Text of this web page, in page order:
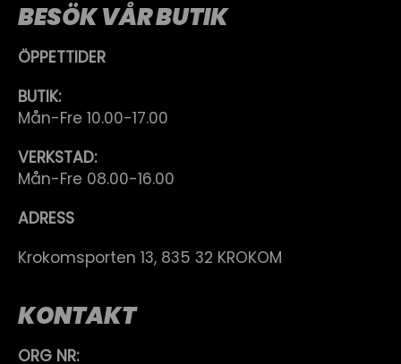
BESÖK VÅR BUTIK
ÖPPETTIDER
BUTIK:
Mån-Fre 10.00-17.00
VERKSTAD:
Mån-Fre 08.00-16.00
ADRESS
Krokomsporten 13, 835 32 KROKOM
KONTAKT
ORG NR: